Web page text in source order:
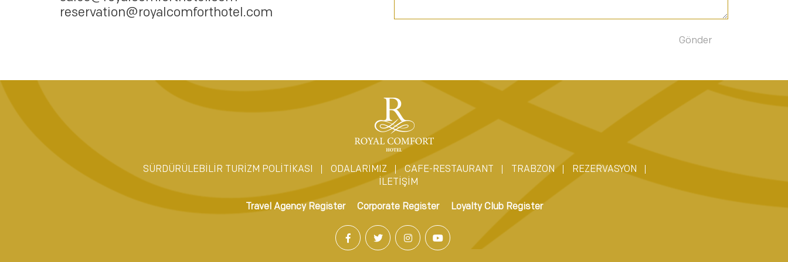
reservation@royalcomforthotel.com
SÜRDÜRÜLEBİLİR TURİZM POLİTİKASI ODALARIMIZ CAFE-RESTAURANT TRABZON
REZERVASYON
İLETİŞİM
Travel Agency Register Corporate Register Loyalty Club Register